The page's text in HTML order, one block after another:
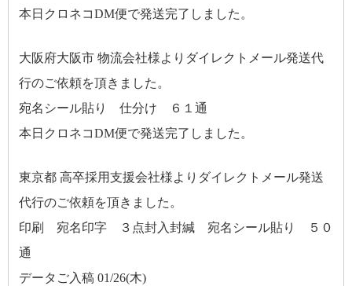
本日クロネコDM便で発送完了しました。
大阪府大阪市 物流会社様よりダイレクトメール発送代
行のご依頼を頂きました。
宛名シール貼り 仕分け ６１通
本日クロネコDM便で発送完了しました。
東京都 高卒採用支援会社様よりダイレクトメール発送
代行のご依頼を頂きました。
印刷 宛名印字 ３点封入封緘 宛名シール貼り ５０
通
データご入稿 01/26(木)